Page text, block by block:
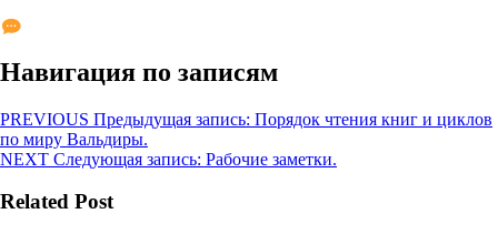
Навигация по записям
PREVIOUS Предыдущая запись: Порядок чтения книг и циклов
по миру Вальдиры.
NEXT Следующая запись: Рабочие заметки.
Related Post